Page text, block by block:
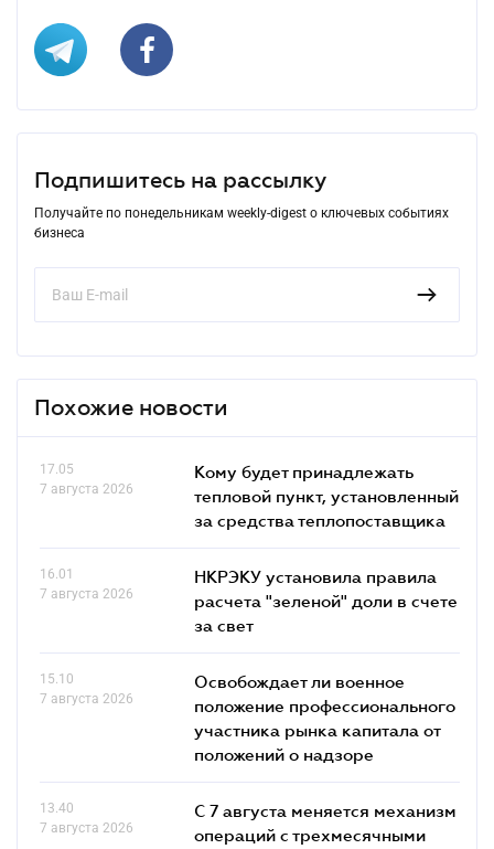
Подпишитесь на рассылку
Получайте по понедельникам weekly-digest о ключевых событиях
бизнеса
Похожие новости
17.05
7 августа 2026
Кому будет принадлежать
тепловой пункт, установленный
за средства теплопоставщика
16.01
7 августа 2026
НКРЭКУ установила правила
расчета "зеленой" доли в счете
за свет
15.10
7 августа 2026
Освобождает ли военное
положение профессионального
участника рынка капитала от
положений о надзоре
13.40
7 августа 2026
С 7 августа меняется механизм
операций с трехмесячными